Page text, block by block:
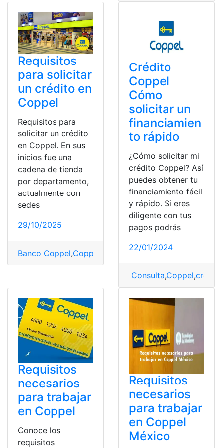
Requisitos
para solicitar
un crédito en
Coppel
Requisitos para
solicitar un crédito
en Coppel. En sus
inicios fue una
cadena de tienda
por departamento,
actualmente con
sedes
29/10/2025
Banco Coppel,Coppel ,Requisitos ,Solicitar
Crédito
Coppel
Cómo
solicitar un
financiamien
to rápido
¿Cómo solicitar mi
crédito Coppel? Así
puedes obtener tu
financiamiento fácil
y rápido. Si eres
diligente con tus
pagos podrás
22/01/2024
Consulta,Coppel,crédito
Requisitos
necesarios
para trabajar
en Coppel
Conoce los
requisitos
Requisitos
necesarios
para trabajar
en Coppel
México